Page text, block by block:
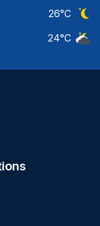
26°C
24°C